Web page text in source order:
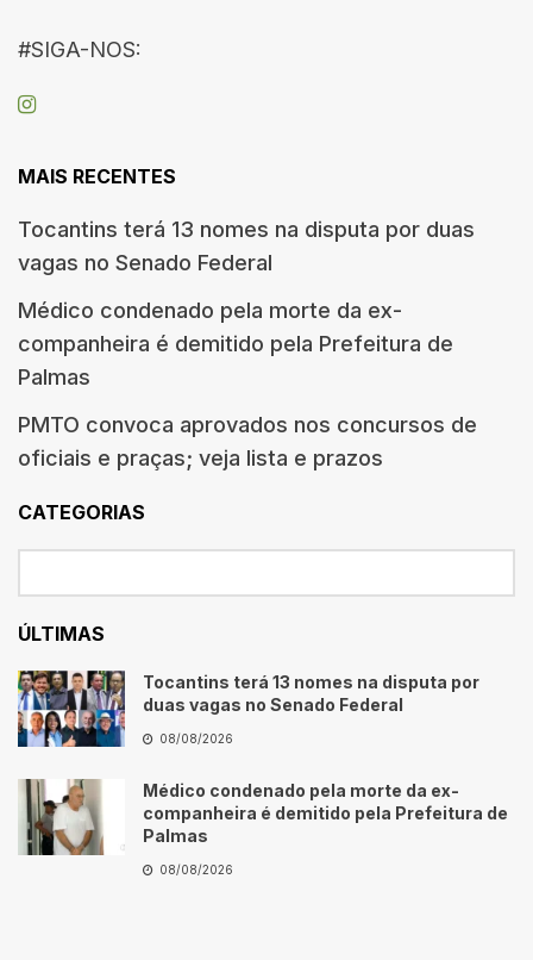
#SIGA-NOS:
MAIS RECENTES
Tocantins terá 13 nomes na disputa por duas
vagas no Senado Federal
Médico condenado pela morte da ex-
companheira é demitido pela Prefeitura de
Palmas
PMTO convoca aprovados nos concursos de
oficiais e praças; veja lista e prazos
CATEGORIAS
ÚLTIMAS
Tocantins terá 13 nomes na disputa por
duas vagas no Senado Federal
08/08/2026
Médico condenado pela morte da ex-
companheira é demitido pela Prefeitura de
Palmas
08/08/2026